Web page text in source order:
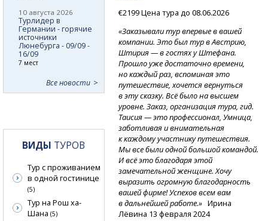
€2199 Цена тура до 08.06.2026
«Заказывали тур впервые в вашей
компании. Это был тур в Австрию,
Штирия — в гостях у Штефана.
Прошло уже достаточно времени,
но каждый раз, вспоминая это
путешествие, хочется вернуться
в эту сказку. Всё было на высшем
уровне. Заказ, организация тура, гид.
Таисия — это профессионал, Умница,
заботливая и внимательная
к каждому участнику путешествия.
Мы все были одной большой командой.
И всё это благодаря этой
замечательной женщине. Хочу
выразить огромную благодарность
вашей фирме! Успехов всем вам
в дальнейшей работе.» Ирина
Лёвина 13 февраля 2024
10 августа 2026
Турлидер в
Германии - горячие
источники
Люнебурга - 09/09 -
16/09
7 мест
Все новости
ВИДЫ ТУРОВ
Тур с проживанием
в одной гостинице
(5)
Тур на Рош ха-
Шана (5)